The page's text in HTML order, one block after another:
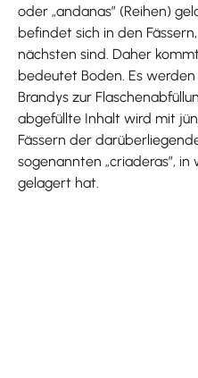
oder „andanas” (Reihen)
befindet sich in den
nächsten sind. Daher
bedeutet Boden. Es
Brandys zur
abgefüllte Inhalt wird mit
Fässern der
sogenannten „criaderas”,
gelagert hat.